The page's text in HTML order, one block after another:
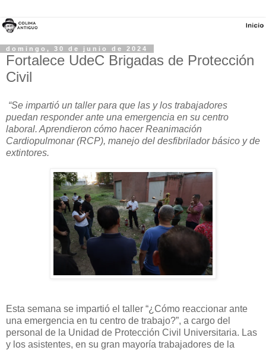
domingo, 30 de junio de 2024
Fortalece UdeC Brigadas de Protección
Civil
“Se impartió un taller para que las y los trabajadores
puedan responder ante una emergencia en su centro
laboral. Aprendieron cómo hacer Reanimación
Cardiopulmonar (RCP), manejo del desfibrilador básico y de
extintores.
Esta semana se impartió el taller “¿Cómo reaccionar ante
una emergencia en tu centro de trabajo?”, a cargo del
personal de la Unidad de Protección Civil Universitaria. Las
y los asistentes, en su gran mayoría trabajadores de la